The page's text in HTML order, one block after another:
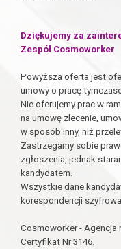
Dziękujemy za
Zespół Cosmoworker
Powyższa oferta jest
umowy o pracę
Nie oferujemy prac w
na umowę zlecenie,
w sposób inny, niż
Zastrzegamy sobie
zgłoszenia, jednak
kandydatem.
Wszystkie dane
korespondencji
Cosmoworker - Agencja
Certyfikat Nr 3146.